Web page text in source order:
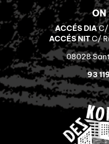
ON
ACCÉS DIAC/
ACCÉS NITC/
08028
93